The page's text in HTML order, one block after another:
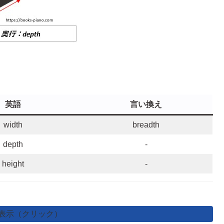
英語 言い換え
width breadth
depth -
height -
示（クリック）